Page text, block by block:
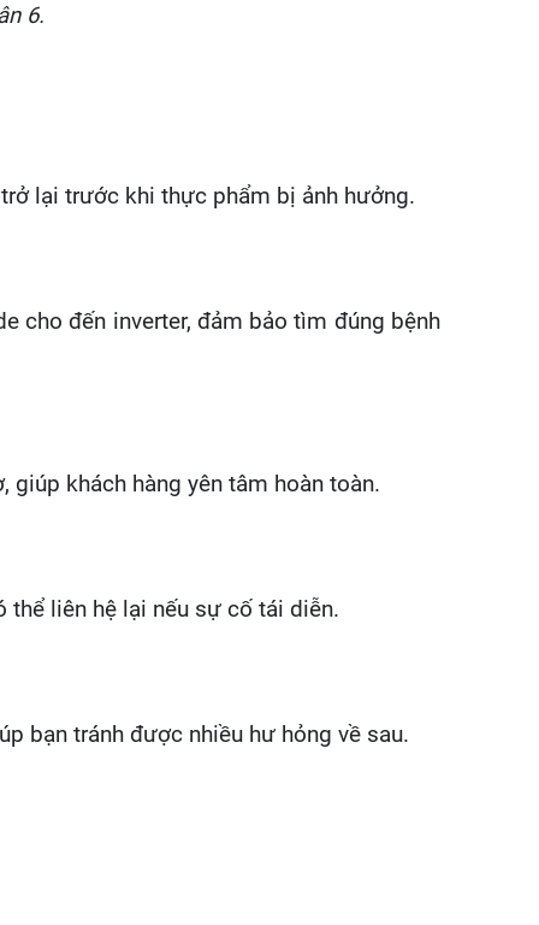
6.
lại trước khi thực phẩm bị ảnh hưởng.
cho đến inverter, đảm bảo tìm đúng bệnh
khách hàng yên tâm hoàn toàn.
thể liên hệ lại nếu sự cố tái diễn.
bạn tránh được nhiều hư hỏng về sau.